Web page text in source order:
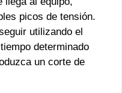
picos de tensión.
utilizando el
determinado
un corte de